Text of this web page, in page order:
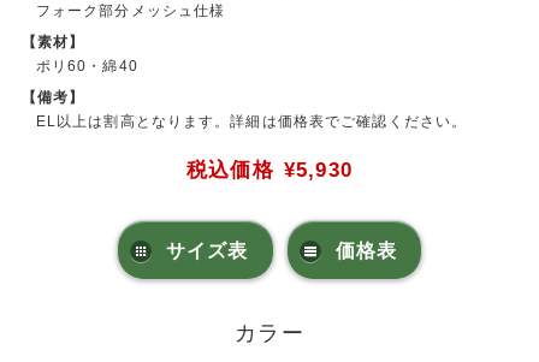
フォーク部分メッシュ仕様
【素材】
ポリ60・綿40
【備考】
EL以上は割高となります。詳細は価格表でご確認ください。
税込価格 ¥5,930
サイズ表 価格表
カラー